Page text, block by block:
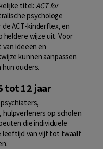
titel: ACT for
psychologe
de ACT-kinderflex, en
heldere wijze uit. Voor
ideeën en
kunnen aanpassen
ouders.
tot 12 jaar
op scholen
die individuele
leeftijd van vijf tot twaalf